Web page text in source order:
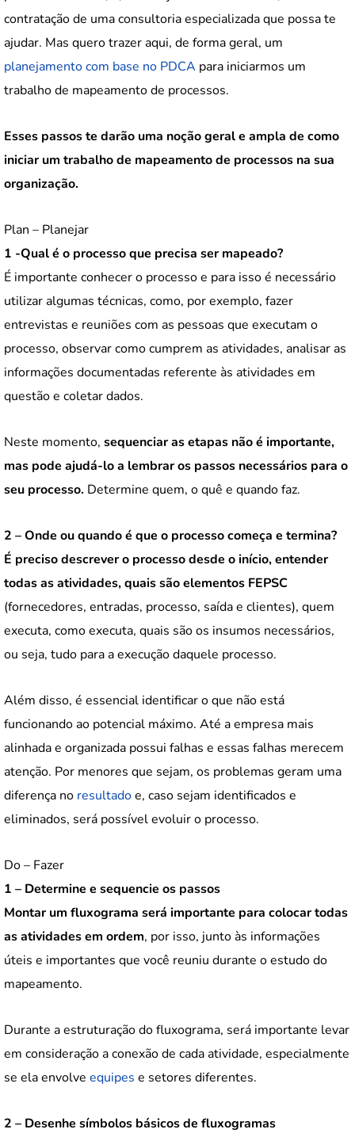
contratação de uma consultoria especializada que possa te
ajudar. Mas quero trazer aqui, de forma geral, um
planejamento com base no PDCA para iniciarmos um
trabalho de mapeamento de processos.
Esses passos te darão uma noção geral e ampla de como
iniciar um trabalho de mapeamento de processos na sua
organização.
Plan – Planejar
1 -Qual é o processo que precisa ser mapeado?
É importante conhecer o processo e para isso é necessário
utilizar algumas técnicas, como, por exemplo, fazer
entrevistas e reuniões com as pessoas que executam o
processo, observar como cumprem as atividades, analisar as
informações documentadas referente às atividades em
questão e coletar dados.
Neste momento, sequenciar as etapas não é importante,
mas pode ajudá-lo a lembrar os passos necessários para o
seu processo. Determine quem, o quê e quando faz.
2 – Onde ou quando é que o processo começa e termina?
É preciso descrever o processo desde o início, entender
todas as atividades, quais são elementos FEPSC
(fornecedores, entradas, processo, saída e clientes), quem
executa, como executa, quais são os insumos necessários,
ou seja, tudo para a execução daquele processo.
Além disso, é essencial identificar o que não está
funcionando ao potencial máximo. Até a empresa mais
alinhada e organizada possui falhas e essas falhas merecem
atenção. Por menores que sejam, os problemas geram uma
diferença no resultadoe, caso sejam identificados e
eliminados, será possível evoluir o processo.
Do – Fazer
1 – Determine e sequencie os passos
Montar um fluxograma será importante para colocar todas
as atividades em ordem, por isso, junto às informações
úteis e importantes que você reuniu durante o estudo do
mapeamento.
Durante a estruturação do fluxograma, será importante levar
em consideração a conexão de cada atividade, especialmente
se ela envolve equipes e setores diferentes.
2 – Desenhe símbolos básicos de fluxogramas